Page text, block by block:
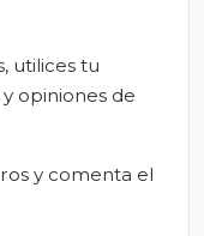
utilices tu
opiniones de
y comenta el